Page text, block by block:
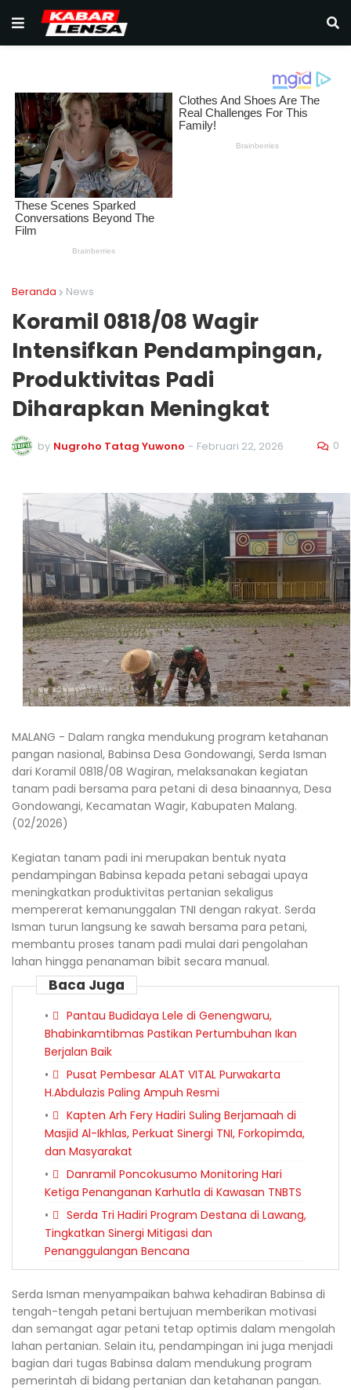
Beranda News
Koramil 0818/08 Wagir
Intensifkan Pendampingan,
Produktivitas Padi
Diharapkan Meningkat
by Nugroho Tatag Yuwono - Februari 22, 2026 0
MALANG - Dalam rangka mendukung program ketahanan
pangan nasional, Babinsa Desa Gondowangi, Serda Isman
dari Koramil 0818/08 Wagiran, melaksanakan kegiatan
tanam padi bersama para petani di desa binaannya, Desa
Gondowangi, Kecamatan Wagir, Kabupaten Malang.
(02/2026)
Kegiatan tanam padi ini merupakan bentuk nyata
pendampingan Babinsa kepada petani sebagai upaya
meningkatkan produktivitas pertanian sekaligus
mempererat kemanunggalan TNI dengan rakyat. Serda
Isman turun langsung ke sawah bersama para petani,
membantu proses tanam padi mulai dari pengolahan
lahan hingga penanaman bibit secara manual.
Baca Juga
Pantau Budidaya Lele di Genengwaru,
Bhabinkamtibmas Pastikan Pertumbuhan Ikan
Berjalan Baik
Pusat Pembesar ALAT VITAL Purwakarta
H.Abdulazis Paling Ampuh Resmi
Kapten Arh Fery Hadiri Suling Berjamaah di
Masjid Al-Ikhlas, Perkuat Sinergi TNI, Forkopimda,
dan Masyarakat
Danramil Poncokusumo Monitoring Hari
Ketiga Penanganan Karhutla di Kawasan TNBTS
Serda Tri Hadiri Program Destana di Lawang,
Tingkatkan Sinergi Mitigasi dan
Penanggulangan Bencana
Serda Isman menyampaikan bahwa kehadiran Babinsa di
tengah-tengah petani bertujuan memberikan motivasi
dan semangat agar petani tetap optimis dalam mengolah
lahan pertanian. Selain itu, pendampingan ini juga menjadi
bagian dari tugas Babinsa dalam mendukung program
pemerintah di bidang pertanian dan ketahanan pangan.